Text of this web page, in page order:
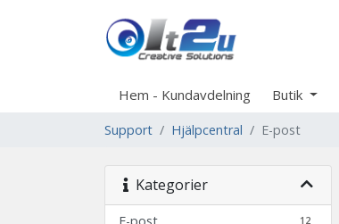
Hem - Kundavdelning Butik
Support Hjälpcentral E-post
Kategorier
12